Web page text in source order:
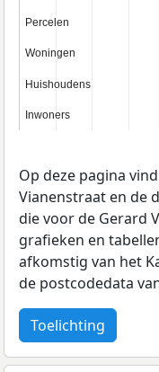
Percelen
Percelen
Woningen
Woningen
Huishoudens
Huishoudens
Inwoners
Inwoners
Op deze pagina
Vianenstraat en de
die voor de Gerard
grafieken en
afkomstig van het
de postcodedata
Toelichting